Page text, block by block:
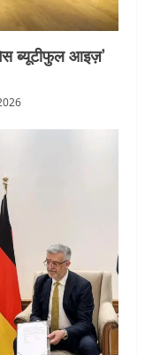
ब्यूटीफुल आइज़’